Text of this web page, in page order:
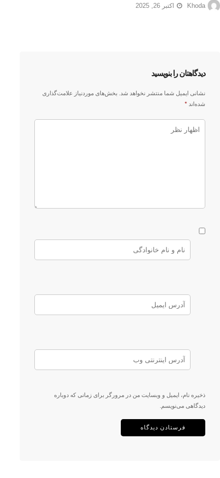
Khoda اکتبر 26, 2025
دیدگاهتان را بنویسید
نشانی ایمیل شما منتشر نخواهد شد. بخش‌های موردنیاز علامت‌گذاری
شده‌اند *
ذخیره نام، ایمیل و وبسایت من در مرورگر برای زمانی که دوباره
دیدگاهی می‌نویسم.